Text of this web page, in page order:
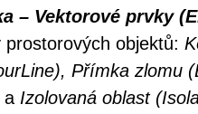
– Vektorové prvky
prostorových objektů:
Přímka zlomu
a Izolovaná oblast